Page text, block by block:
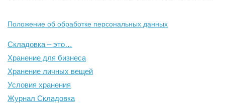
Положение об обработке персональных данных
Складовка – это…
Хранение для бизнеса
Хранение личных вещей
Условия хранения
Журнал Складовка